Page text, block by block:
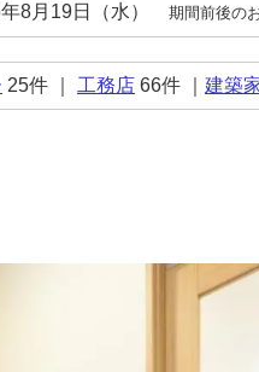
8月19日（水） 期間前後の
25件 ｜ 工務店 66件 ｜ 建築